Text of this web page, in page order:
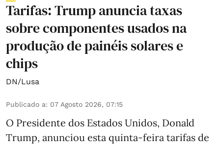
Tarifas: Trump anuncia taxas
sobre componentes usados na
produção de painéis solares e
chips
DN/Lusa
Publicado a: 07 Agosto 2026, 07:15
O Presidente dos Estados Unidos, Donald
Trump, anunciou esta quinta-feira tarifas de